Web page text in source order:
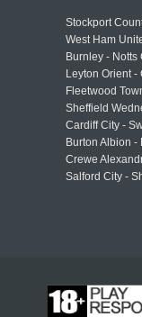
Stockport
West Ham
Burnley - Notts
Leyton Orient -
Fleetwood
Sheffield
Cardiff City -
Burton Albion
Crewe
Salford City -